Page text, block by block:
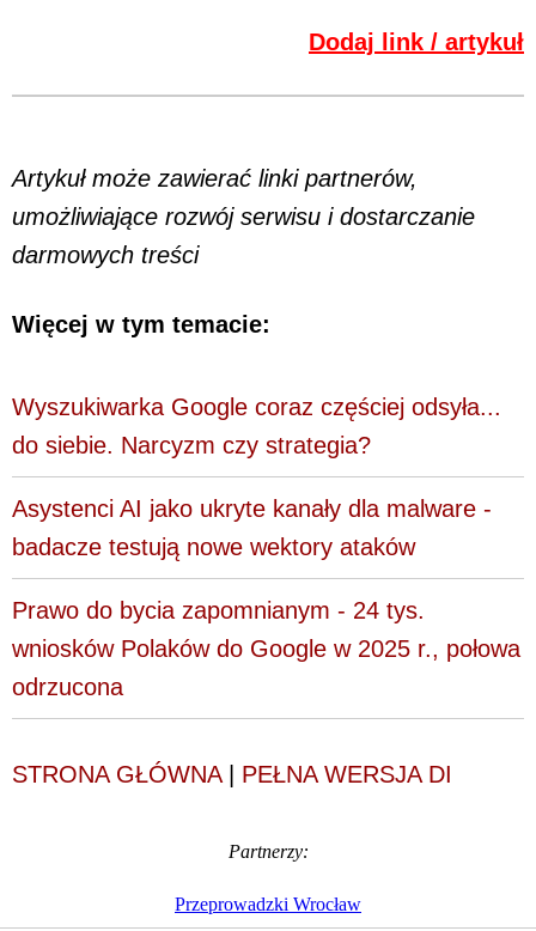
Dodaj link / artykuł
Artykuł może zawierać linki partnerów,
umożliwiające rozwój serwisu i dostarczanie
darmowych treści
Więcej w tym temacie:
Wyszukiwarka Google coraz częściej odsyła...
do siebie. Narcyzm czy strategia?
Asystenci AI jako ukryte kanały dla malware -
badacze testują nowe wektory ataków
Prawo do bycia zapomnianym - 24 tys.
wniosków Polaków do Google w 2025 r., połowa
odrzucona
STRONA GŁÓWNA| PEŁNA WERSJA DI
Partnerzy:
Przeprowadzki Wrocław